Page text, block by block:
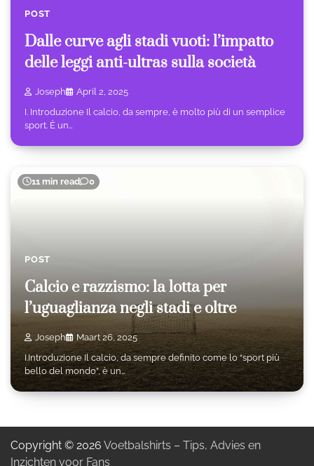
POST
Dalle curve agli stadi vuoti: l’impatto
delle leggi anti-ultras sulla società
Joseph
April 2, 2025
I. Introduzione Il calcio, da sempre, è molto più di un semplice
sport. È un…
11 min read 0
POST
Calcio e razzismo: la lotta per
l’uguaglianza negli stadi e oltre
Joseph
Maart 26, 2025
I.Introduzione Il calcio, da sempre definito come lo “sport più
bello del mondo”, è un…
Copyright © 2026 Voetbalshirts – Tips, Advies en
Inzichten voor Fans